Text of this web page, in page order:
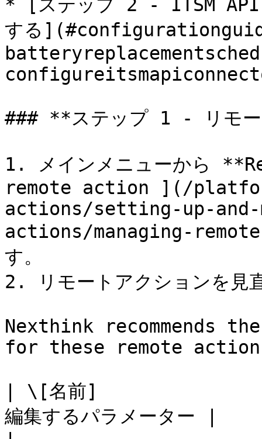
* [ステップ 2 - ITSM API
する
### **ステップ 1 - リモー
1. メインメニューから
remote action ](/
actions/setting-up-and-
actions/managing-
す。
2. リモートアクションを見
Nexthink recommends
for these remote
| \[名前]                 |
編集するパラメーター |